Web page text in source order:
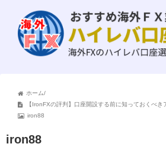
ホーム/
【IronFXの評判】口座開設する前に知っておくべき
iron88
iron88